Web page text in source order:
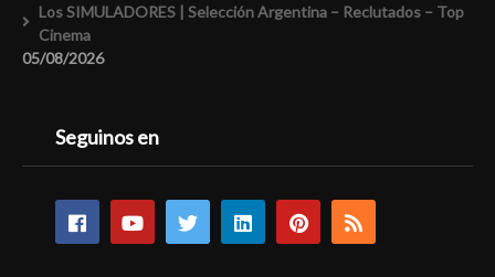
Los SIMULADORES | Selección Argentina – Reclutados – Top
Cinema
05/08/2026
Seguinos en